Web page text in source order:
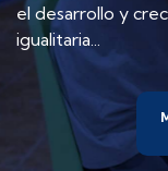
el desarrollo y
igualitaria...